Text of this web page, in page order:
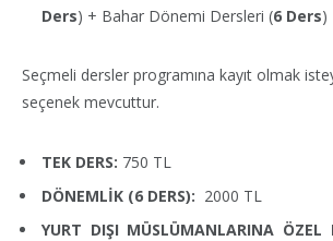
Ders) + Bahar Dönemi Dersleri (6 Ders)
Seçmeli dersler programına kayıt olmak
seçenek mevcuttur.
TEK DERS: 750 TL
DÖNEMLİK (6 DERS): 2000 TL
YURT DIŞI MÜSLÜMANLARINA ÖZEL